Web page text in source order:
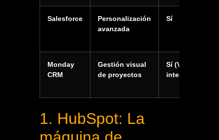
Salesforce
Personalización
avanzada
Sí
Monday
CRM
Gestión visual
de proyectos
Sí (Vía
integraciones)
1. HubSpot: La